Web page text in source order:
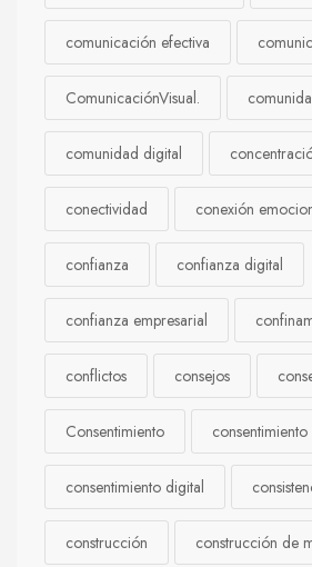
comunicación efectiva
ComunicaciónVisual.
comunidad digital
conectividad conexión
confianza confianza digital
confianza empresarial
conflictos consejos
Consentimiento
consentimiento digital
construcción construcción de